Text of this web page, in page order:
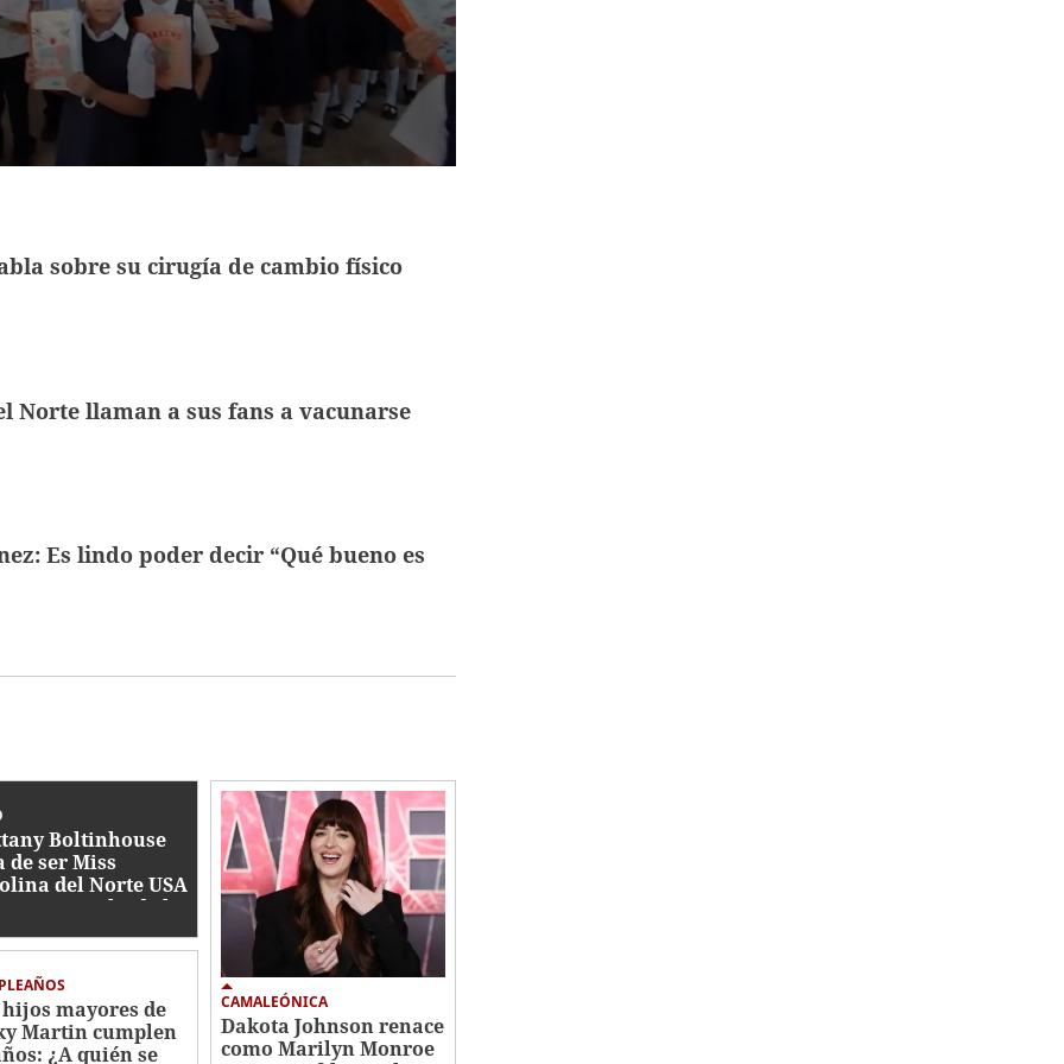
sobre su cirugía de cambio físico
Norte llaman a sus fans a vacunarse
Es lindo poder decir “Qué bueno es
Boltinhouse
de ser Miss
del Norte USA
esto se sabe de la
mayores de
Martin cumplen
¿A quién se
CAMALEÓNICA
Dakota Johnson renace
como Marilyn Monroe